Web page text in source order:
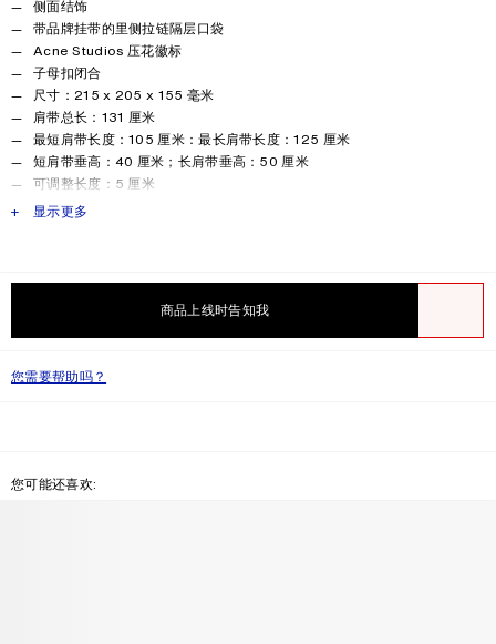
商品上线时告知我
Product details
侧面结饰
带品牌挂带的里侧拉链隔层口袋
Acne Studios 压花徽标
子母扣闭合
尺寸：215 x 205 x 155 毫米
肩带总长：131 厘米
最短肩带长度：105 厘米：最长肩带长度：125 厘米
短肩带垂高：40 厘米；长肩带垂高：50 厘米
可调整长度：5 厘米
提手和肩带宽度：4.5 厘米
面料：100% 小牛皮，衬里：100% 羔羊皮
PRODUCT DESCRIPTION
显示更多
您需要帮助吗？
您可能还喜欢: